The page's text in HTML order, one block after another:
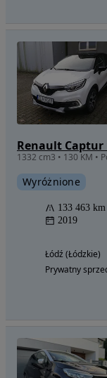
Renault Captur
Wyróżnione
133 463 km
2019
Łódź (Łódzkie)
Prywatny